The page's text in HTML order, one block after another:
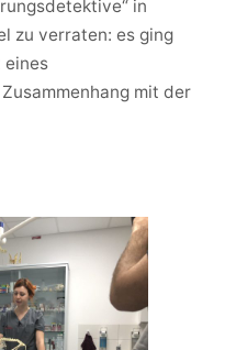
in
zu verraten: es ging
eines
mit der